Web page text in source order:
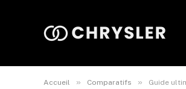
Accueil » Comparatifs » Guide